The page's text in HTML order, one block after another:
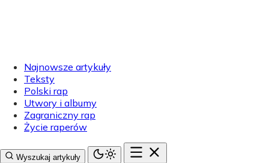
Najnowsze artykuły
Teksty
Polski rap
Utwory i albumy
Zagraniczny rap
Życie raperów
Wyszukaj artykuły